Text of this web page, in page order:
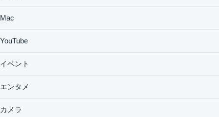
Mac
YouTube
イベント
エンタメ
カメラ